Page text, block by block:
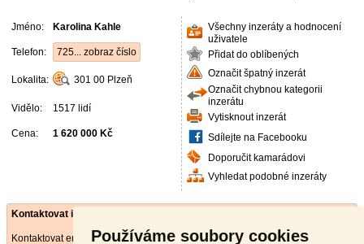
Používáme soubory cookies
Jméno: Karolina Kahle
Telefon: 725... zobraz číslo
Lokalita: 301 00 Plzeň
Vidělo: 1517 lidí
Cena: 1 620 000 Kč
Všechny inzeráty a hodnocení
uživatele
Přidat do oblíbených
Označit špatný inzerát
Označit chybnou kategorii
inzerátu
Vytisknout inzerát
Sdílejte na Facebooku
Doporučit kamarádovi
Vyhledat podobné inzeráty
Kontaktovat inzerenta emailem
Kontaktovat emailem může pouze ověřený uživatel.